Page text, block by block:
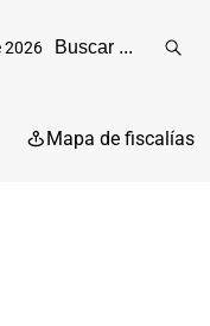
2026
Mapa de fiscalías